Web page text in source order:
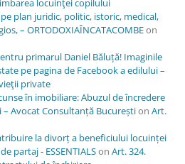
locuinţei copilului
plan juridic, politic, istoric, medical,
– ORTODOXIAÎNCATACOMBEon
primarul Daniel Băluță! Imaginile
pe pagina de Facebook a edilului –
private
în imobiliare: Abuzul de încredere
Avocat Consultanță Bucureștion Art.
la divorț a beneficiului locuinței
partaj - ESSENTIALSon Art. 324.